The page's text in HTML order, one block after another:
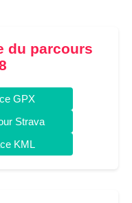
du parcours
GPX
Strava
KML